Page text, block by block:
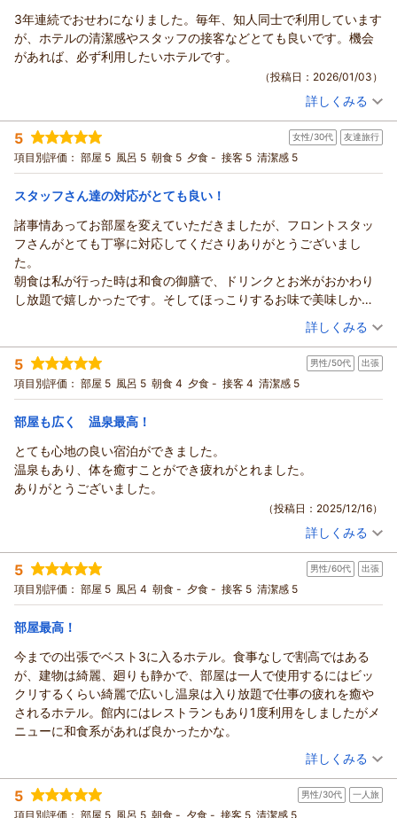
いつも当ホテルのご利用、また口コミにご投稿頂きまして誠に
ありがとうございます。
ご滞在中は、ご満足頂けたようで、何よりでございます。
ご指摘いただいた点は今後の課題として、お客様にご満足いた
道東にお越しの際にはご予約の方お待ちしています。
またお会いできる日をスタッフ一同心よりお待ち申し上げてお
ります。
3年連続でおせわになりました。毎年、知人同士で利用しています
が、ホテルの清潔感やスタッフの接客などとても良いです。機会
があれば、必ず利用したいホテルです。
（投稿日：2026/01/03）
投稿者： pf4547さん(男性/50代)
宿泊プラン： 年末年始プラン(夕食・朝食付) ≪駐車場無料≫
シングル
朝・夕
宿泊価格帯： 11,001～12,000円(大人一人あたり/税込)
いつもご利用頂き有難うございます。
この度のご滞在中も大変ご満足頂けたようで何よりでございま
す。
道東にお越しの際は、また是非ホテル緑清荘にお立ち寄り下さ
いませ。
（返信日：2026/01/03）
詳しくみる
5 女性/30代 友達旅行
項目別評価： 部屋 5 風呂 5 朝食 5 夕食 - 接客 5 清潔感 5
スタッフさん達の対応がとても良い！
諸事情あってお部屋を変えていただきましたが、フロントスタッ
フさんがとても丁寧に対応してくださりありがとうございまし
た。
朝食は私が行った時は和食の御膳で、ドリンクとお米がおかわり
し放題で嬉しかったです。そしてほっこりするお味で美味しかっ
たです。こちらのスタッフさんもとても笑顔が素敵でした。
お部屋もシングルでも広くてくつろげる空間になっていて、バ
ス・トイレも他のホテルより広めで温泉に入れなくても使いやす
いお風呂だなあと思いました。
温泉も非常に良かったです。とても気持ちよく過ごせたのでこち
（投稿日：2025/12/30）
宿泊時期： 2025年12月宿泊 (友達旅行)
投稿者： 真衣さん
宿泊プラン： 朝食付プラン ≪駐車場無料≫ シングル
宿泊価格帯： 8,001～9,000円(大人一人あたり/税込)
この度は当ホテルのご利用、また口コミにご投稿頂きまして誠
にありがとうございます。
お褒めの言葉を頂き私共も大変嬉しく、これからもお客様によ
スタッフ一同、日々サービスの向上に努めて参ります。
ご滞在中は、温泉・お食事・お部屋ともご満足頂けたようで何
よりでございます。
素敵な旅の一ページに刻んで頂いて大変嬉しく思います。
四季折々まったく違う風景を見せるのが斜里岳の魅力の一つで
ございます。
またお会いできる日を、スタッフ一同心よりお待ち申し上げて
おります。
（返信日：2025/12/30）
詳しくみる
5 男性/50代 出張
項目別評価： 部屋 5 風呂 5 朝食 4 夕食 - 接客 4 清潔感 5
部屋も広く 温泉最高！
とても心地の良い宿泊ができました。
温泉もあり、体を癒すことができ疲れがとれました。
ありがとうございました。
（投稿日：2025/12/16）
投稿者： タカスギさん(男性/50代)
宿泊プラン： 朝食付プラン ≪駐車場無料≫ 朝のみ
宿泊価格帯： 8,001～9,000円(大人一人あたり/税込)
ホテル緑清荘からの返信
この度は当ホテルのご利用、また口コミにご投稿頂きまして
誠にありがとうございます。
のんびりとおくつろぎ頂けたようで何よりでございます。
これからの冷え込むシーズンは体の芯からあったまるお湯で
ございますので、
ぜひ又道東にお越しの際にはお立ち寄り下さいませ。
従業員一同またのお越しを、心よりお待ち申し上げておりま
す。
（返信日：2025/12/17）
詳しくみる
5 男性/60代 出張
項目別評価： 部屋 5 風呂 4 朝食 - 夕食 - 接客 5 清潔感 5
部屋最高！
今までの出張でベスト3に入るホテル。食事なしで割高ではある
が、建物は綺麗、廻りも静かで、部屋は一人で使用するにはビッ
クリするくらい綺麗で広いし温泉は入り放題で仕事の疲れを癒や
されるホテル。館内にはレストランもあり1度利用をしましたがメ
ニューに和食系があれば良かったかな。
（投稿日：2025/11/29）
宿泊時期： 2025年11月宿泊 (出張)
投稿者： サッポロtsさん
宿泊プラン： 素泊プラン ≪駐車場無料≫ シングル 食事なし
詳しくみる
5 男性/30代 一人旅
項目別評価： 部屋 5 風呂 5 朝食 - 夕食 - 接客 5 清潔感 5